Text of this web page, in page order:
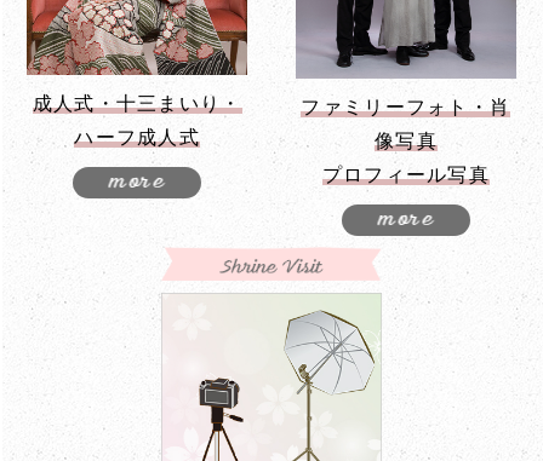
成人式・十三まいり・
ハーフ成人式
ファミリーフォト・肖
像写真
プロフィール写真